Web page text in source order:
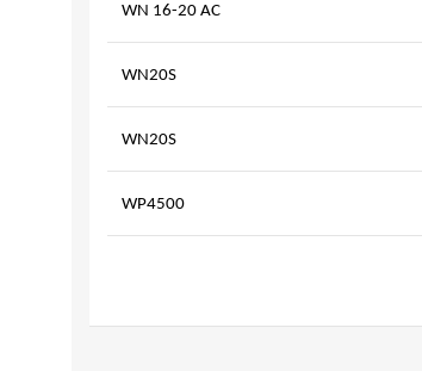
WN 16-20 AC
WN20S
WN20S
WP4500